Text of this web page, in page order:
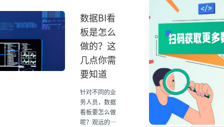
数据BI看
板是怎么
做的？这
几点你需
要知道
针对不同的业
务人员，数据
看板要怎么做
呢？观远的一